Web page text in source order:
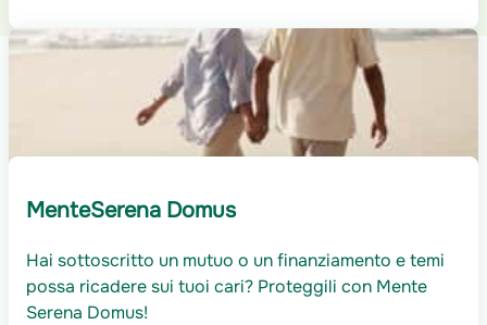
MenteSerena Domus
Hai sottoscritto un mutuo o un finanziamento e temi
possa ricadere sui tuoi cari? Proteggili con Mente
Serena Domus!